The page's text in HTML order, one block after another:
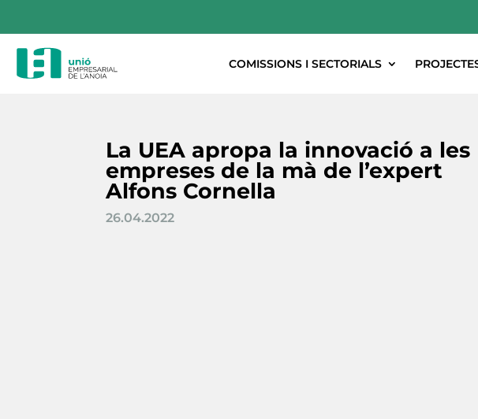
COMISSIONS I SECTORIALS
La UEA apropa la innovació a les
empreses de la mà de l’expert
Alfons Cornella
26.04.2022